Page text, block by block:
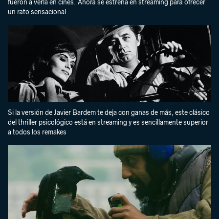
fueron a verla en cines. Ahora se estrena en streaming para ofrecer
un rato sensacional
Si la versión de Javier Bardem te deja con ganas de más, este clásico
del thriller psicológico está en streaming y es sencillamente superior
a todos los remakes